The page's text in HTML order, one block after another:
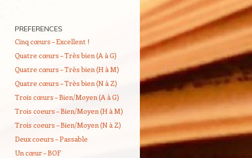
PREFERENCES
Cinq cœurs – Excellent !
Quatre cœurs – Très bien (A à G)
Quatre cœurs – Très bien (H à M)
Quatre cœurs – Très bien (N à Z)
Trois cœurs – Bien/Moyen (A à G)
Trois coeurs – Bien/Moyen (H à M)
Trois coeurs – Bien/Moyen (N à Z)
Deux coeurs – Passable
Un cœur – BOF